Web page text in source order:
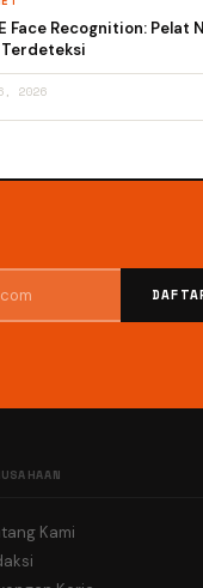
Face Recognition: Pelat
Terdeteksi
2026
Kami